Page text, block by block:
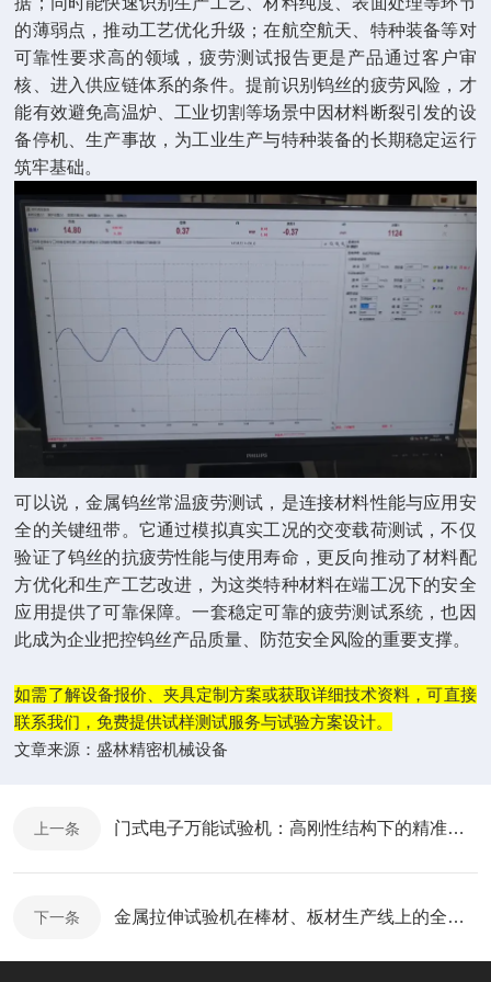
的薄弱点，推动工艺优化升级；在航空航天、特种装备等对
可靠性要求高的领域，疲劳测试报告更是产品通过客户审
核、进入供应链体系的条件。提前识别钨丝的疲劳风险，才
能有效避免高温炉、工业切割等场景中因材料断裂引发的设
备停机、生产事故，为工业生产与特种装备的长期稳定运行
筑牢基础。
可以说，金属钨丝常温疲劳测试，是连接材料性能与应用安
全的关键纽带。它通过模拟真实工况的交变载荷测试，不仅
验证了钨丝的抗疲劳性能与使用寿命，更反向推动了材料配
方优化和生产工艺改进，为这类特种材料在端工况下的安全
应用提供了可靠保障。一套稳定可靠的疲劳测试系统，也因
此成为企业把控钨丝产品质量、防范安全风险的重要支撑。
如需了解设备报价、夹具定制方案或获取详细技术资料，可直接
联系我们，免费提供试样测试服务与试验方案设计。
文章来源：盛林精密机械设备
上一条 门式电子万能试验机：高刚性结构下的精准材料力学测试解决方案
下一条 金属拉伸试验机在棒材、板材生产线上的全流程管控